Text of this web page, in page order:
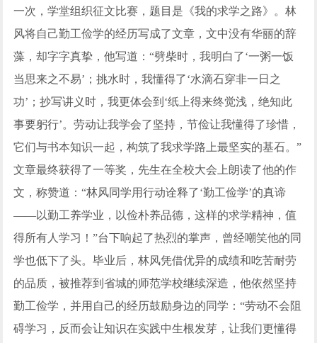
一次，学堂组织征文比赛，题目是《我的求学之路》。林
风将自己勤工俭学的经历写成了文章，文中没有华丽的辞
藻，却字字真挚，他写道：“劈柴时，我明白了‘一粥一饭
当思来之不易’；挑水时，我懂得了‘水滴石穿非一日之
功’；抄写讲义时，我更体会到‘纸上得来终觉浅，绝知此
事要躬行’。劳动让我学会了坚持，节俭让我懂得了珍惜，
它们与书本知识一起，构筑了我求学路上最坚实的基石。”
文章最终获得了一等奖，先生在全校大会上朗读了他的作
文，称赞道：“林风同学用行动诠释了‘勤工俭学’的真谛
——以勤工养学业，以俭朴养品德，这样的求学精神，值
得所有人学习！”台下响起了热烈的掌声，曾经嘲笑他的同
学也低下了头。毕业后，林风凭借优异的成绩和吃苦耐劳
的品质，被推荐到省城的师范学校继续深造，他依然坚持
勤工俭学，并用自己的经历鼓励身边的同学：“劳动不会阻
碍学习，反而会让知识在实践中生根发芽，让我们更懂得